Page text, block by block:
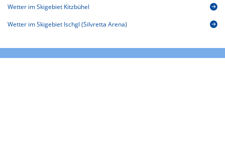
Wetter im Skigebiet Kitzbühel
Wetter im Skigebiet Ischgl (Silvretta Arena)